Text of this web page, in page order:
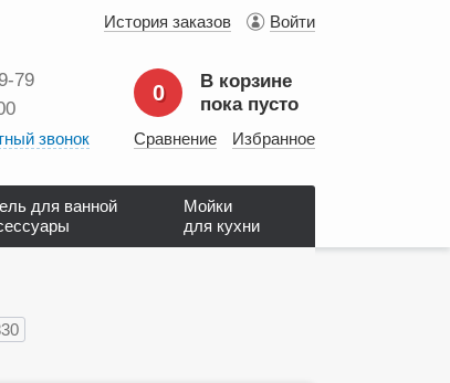
История заказов Войти
звонок
0
В корзине
пока пусто
Сравнение Избранное
для ванной
Мойки
для кухни